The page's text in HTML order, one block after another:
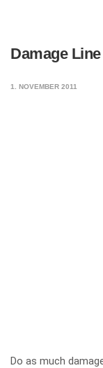
Damage
1. NOVEMBER 2011
Do as much